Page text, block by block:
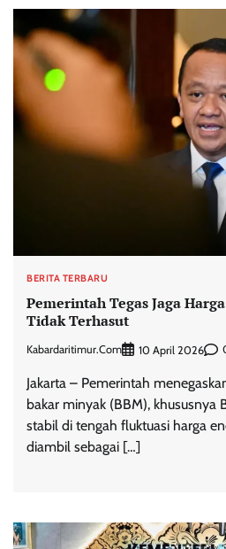
BERITA TERBARU
Pemerintah Tegas Jaga
Tidak Terhasut
Kabardaritimur.com 10 April 2026
Jakarta – Pemerintah
bakar minyak (BBM), khususnya
stabil di tengah fluktuasi harga
diambil sebagai […]